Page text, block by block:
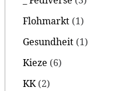
Flohmarkt (1)
Gesundheit (1)
Kieze (6)
KK(2)